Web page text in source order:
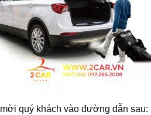
mời quý khách vào đường dẫn sau: